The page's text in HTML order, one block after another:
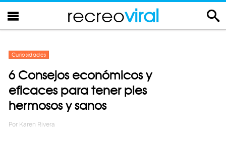
recreoviral
Curiosidades
6 Consejos económicos y
eficaces para tener pies
hermosos y sanos
Por Karen Rivera